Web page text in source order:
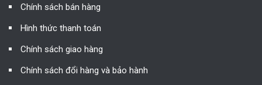
Chính sách bán hàng
Hình thức thanh toán
Chính sách giao hàng
Chính sách đổi hàng và bảo hành